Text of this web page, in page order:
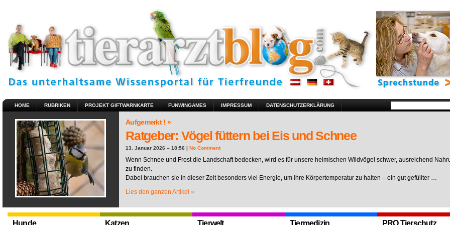
HOME RUBRIKEN PROJEKT GIFTWARNKARTE FUNWINGAMES IMPRESSUM DATENSCHUTZERKLÄRUNG
Aufgemerkt ! »
Ratgeber: Vögel füttern bei Eis und Schnee
13. Januar 2026 – 18:56 | No Comment
Wenn Schnee und Frost die Landschaft bedecken, wird es für unsere heimischen Wildvögel schwer, ausreichend
zu finden.
Dabei brauchen sie in dieser Zeit besonders viel Energie, um ihre Körpertemperatur zu halten – ein gut gefüllter …
Lies den ganzen Artikel »
Hunde Katzen Tierwelt Tiermedizin PRO Tierschutz